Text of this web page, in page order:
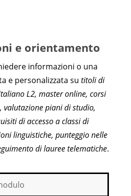
e orientamento
informazioni o una
e personalizzata su titoli di
L2, master online, corsi
valutazione piani di studio,
di accesso a classi di
linguistiche, punteggio nelle
di lauree telematiche.